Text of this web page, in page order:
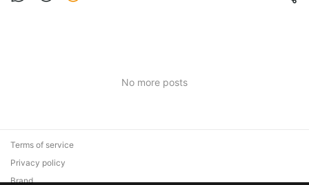
No more posts
Terms of service
Privacy policy
Brand